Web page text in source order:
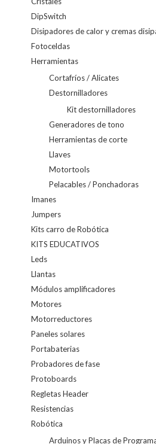
DipSwitch
Disipadores de calor y cremas
Fotoceldas
Herramientas
Cortafríos / Alicates
Destornilladores
Kit destornilladores
Generadores de tono
Herramientas de corte
Llaves
Motortools
Pelacables / Ponchadoras
Imanes
Jumpers
Kits carro de Robótica
KITS EDUCATIVOS
Leds
Llantas
Módulos amplificadores
Motores
Motorreductores
Paneles solares
Portabaterias
Probadores de fase
Protoboards
Regletas Header
Resistencias
Robótica
Arduinos y Placas de